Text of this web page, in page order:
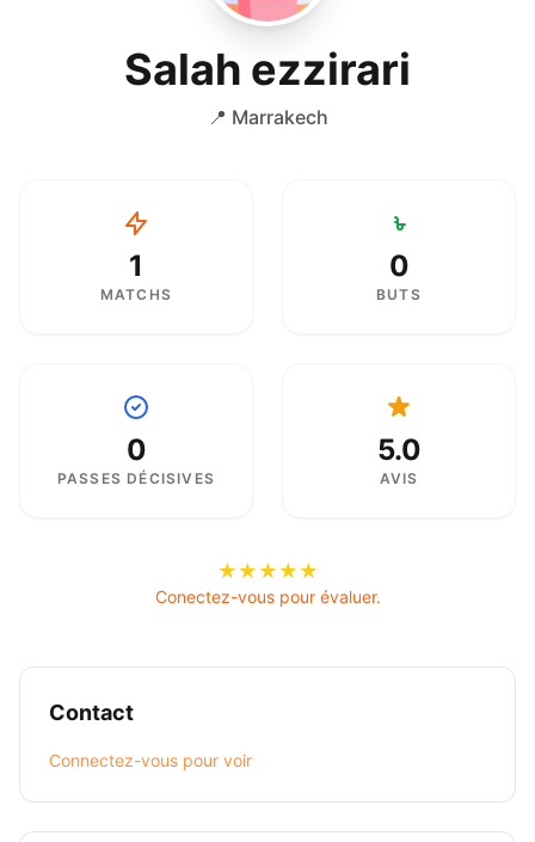
Salah ezzirari
📍 Marrakech
1
MATCHS
0
BUTS
0
PASSES DÉCISIVES
5.0
AVIS
★ ★ ★ ★ ★
Conectez-vous pour évaluer.
Contact
Connectez-vous pour voir